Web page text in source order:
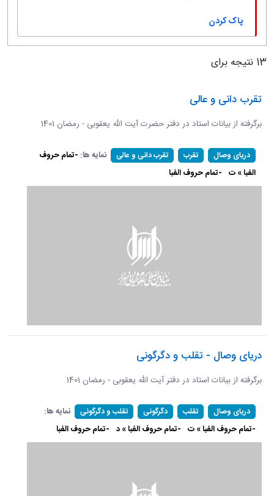
پاک کردن
13 نتیجه برای
تقرب دانی و عالی
برگرفته از بیانات استاد در دفتر حضرت آیت الله یعقوبی - رمضان 1401
دریای وصال تقرب تقرب دانی و عالی نمایه ها: -تمام حروف
الفبا » ت -تمام حروف الفبا
دریای وصال - تقلب و دگرگونی
برگرفته از بیانات استاد در دفتر آیت الله یعقوبی - رمضان 1401
دریای وصال تقلب دگرگونی تقلب و دگرگونی
نمایه ها:
-تمام حروف الفبا » ت -تمام حروف الفبا » د -تمام حروف الفبا